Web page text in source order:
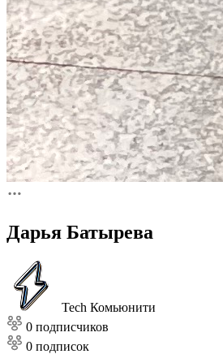
Дарья Батырева
Tech Комьюнити
0 подписчиков
0 подписок